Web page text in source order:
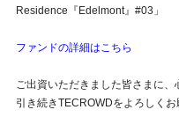
Residence『Edelmont』#03」
ファンドの詳細はこちら
ご出資いただきました皆さまに、
引き続きTECROWDをよろしくお